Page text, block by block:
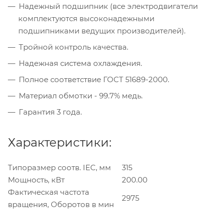
Надежный подшипник (все электродвигатели
комплектуются высоконадежными
подшипниками ведущих производителей).
Тройной контроль качества.
Надежная система охлаждения.
Полное соответствие ГОСТ 51689-2000.
Материал обмотки - 99.7% медь.
Гарантия 3 года.
Характеристики:
Типоразмер соотв. IEC, мм
315
Мощность, кВт
200.00
Фактическая частота
вращения, Оборотов в мин
2975